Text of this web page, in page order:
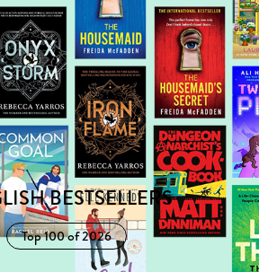
BESTSELLERS
Top 100 of 2026